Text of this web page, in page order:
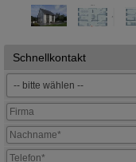
Schnellkontakt